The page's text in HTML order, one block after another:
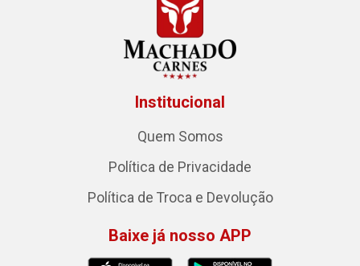
Institucional
Quem Somos
Política de Privacidade
Política de Troca e Devolução
Baixe já nosso APP